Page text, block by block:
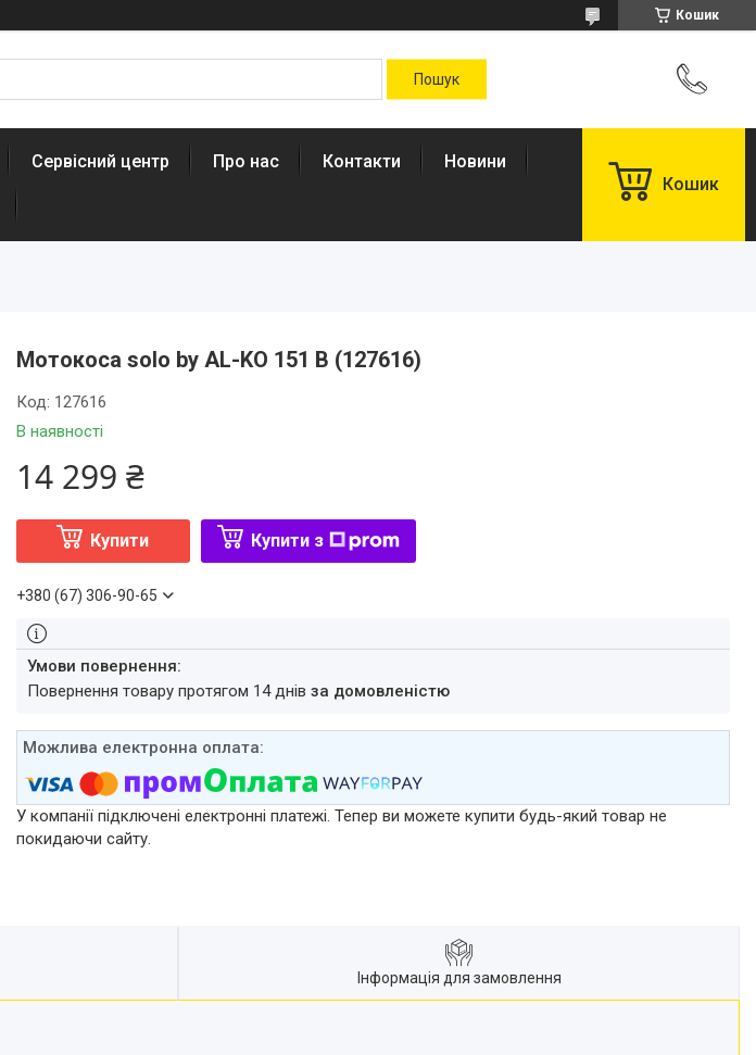
Кошик
Сервісний центр Про нас Контакти Новини
Кошик
Мотокоса solo by AL-KO 151 В (127616)
В наявності
Код: 127616
14 299 ₴
Купити Купити з
+380 (67) 306-90-65
повернення товару протягом 14 днів за домовленістю
У компанії підключені електронні платежі. Тепер ви можете купити будь-який товар не
покидаючи сайту.
Інформація для замовлення